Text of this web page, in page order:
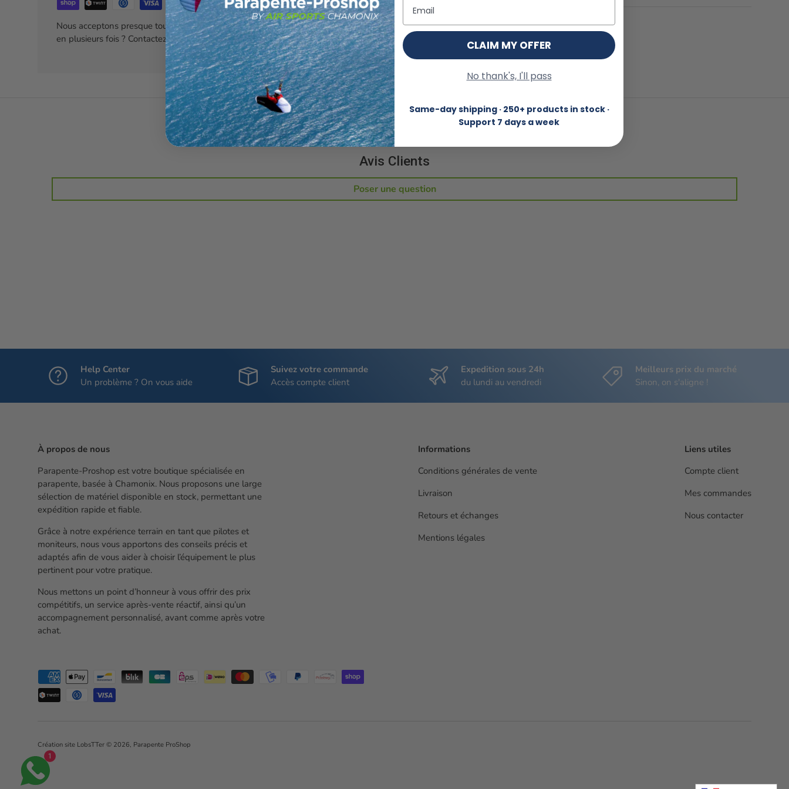
1
Nous acceptons presque tous les moyens de paiement. Besoin d'un paiement
en plusieurs fois ? Contactez nous.
Avis Clients
Poser une question
Help Center
Un problème ? On vous aide
Suivez votre commande
Accès compte client
Expedition sous 24h
du lundi au vendredi
Meilleurs prix du marché
Sinon, on s'aligne !
À propos de nous
Parapente-Proshop est votre boutique spécialisée en
parapente, basée à Chamonix. Nous proposons une large
sélection de matériel disponible en stock, permettant une
expédition rapide et fiable.
Grâce à notre expérience terrain en tant que pilotes et
moniteurs, nous vous apportons des conseils précis et
adaptés afin de vous aider à choisir l’équipement le plus
pertinent pour votre pratique.
Nous mettons un point d’honneur à vous offrir des prix
compétitifs, un service après-vente réactif, ainsi qu’un
accompagnement personnalisé, avant comme après votre
achat.
Informations
Conditions générales de vente
Livraison
Retours et échanges
Mentions légales
Liens utiles
Compte client
Mes commandes
Nous contacter
Moyens de paiement acceptés
Création site LobsTTer © 2026, Parapente ProShop
CLAIM MY OFFER
No thank's, I'll pass
Same-day shipping · 250+ products in stock ·
Support 7 days a week